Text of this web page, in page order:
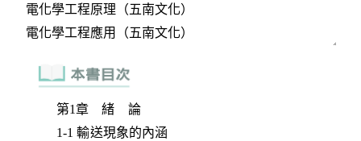
第1章 緒 論
1-1 輸送現象的內涵